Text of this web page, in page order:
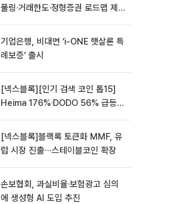
풀링·거래한도·정형증권 로드맵 제
기업은행, 비대면 ‘i-ONE 햇살론 특
례보증’ 출시
[넥스블록][인기 검색 코인 톱15]
Heima 176%·DODO 56% 급등…
[넥스블록]블랙록 토큰화 MMF, 유
럽 시장 진출∙∙∙스테이블코인 확장
손보협회, 과실비율·보험광고 심의
에 생성형 AI 도입 추진